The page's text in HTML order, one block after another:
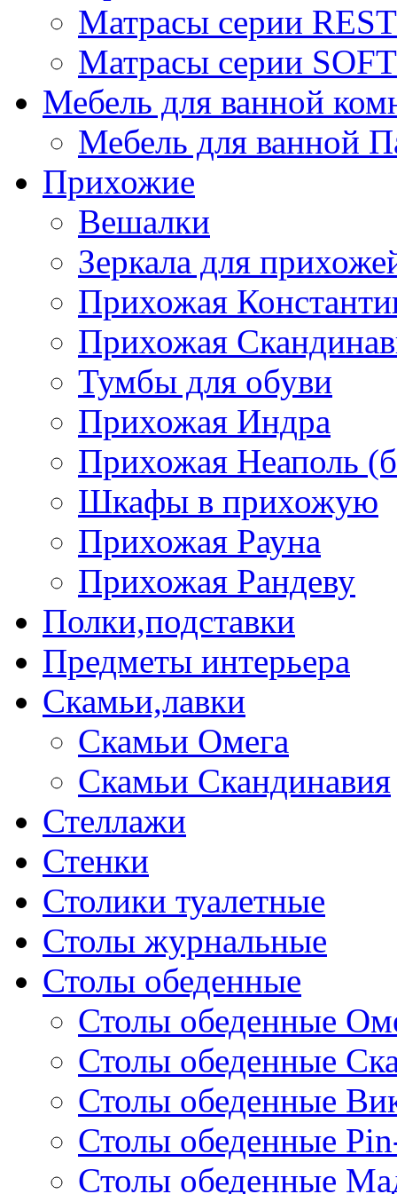
Матрасы серии REST
Матрасы серии SOFT
Мебель для ванной
Мебель для ванной
Прихожие
Вешалки
Зеркала для
Прихожая
Прихожая
Тумбы для обуви
Прихожая Индра
Прихожая Неаполь
Шкафы в прихожую
Прихожая Рауна
Прихожая Рандеву
Полки,подставки
Предметы интерьера
Скамьи,лавки
Скамьи Омега
Скамьи Скандинавия
Стеллажи
Стенки
Столики туалетные
Столы журнальные
Столы обеденные
Столы обеденные
Столы обеденные
Столы обеденные
Столы обеденные
Столы обеденные